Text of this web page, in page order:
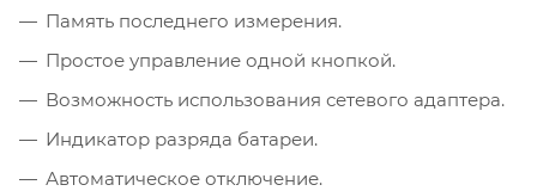
Память последнего измерения.
Простое управление одной кнопкой.
Возможность использования сетевого адаптера.
Индикатор разряда батареи.
Автоматическое отключение.